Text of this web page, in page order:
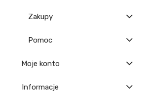
Zakupy
Pomoc
Moje konto
Informacje